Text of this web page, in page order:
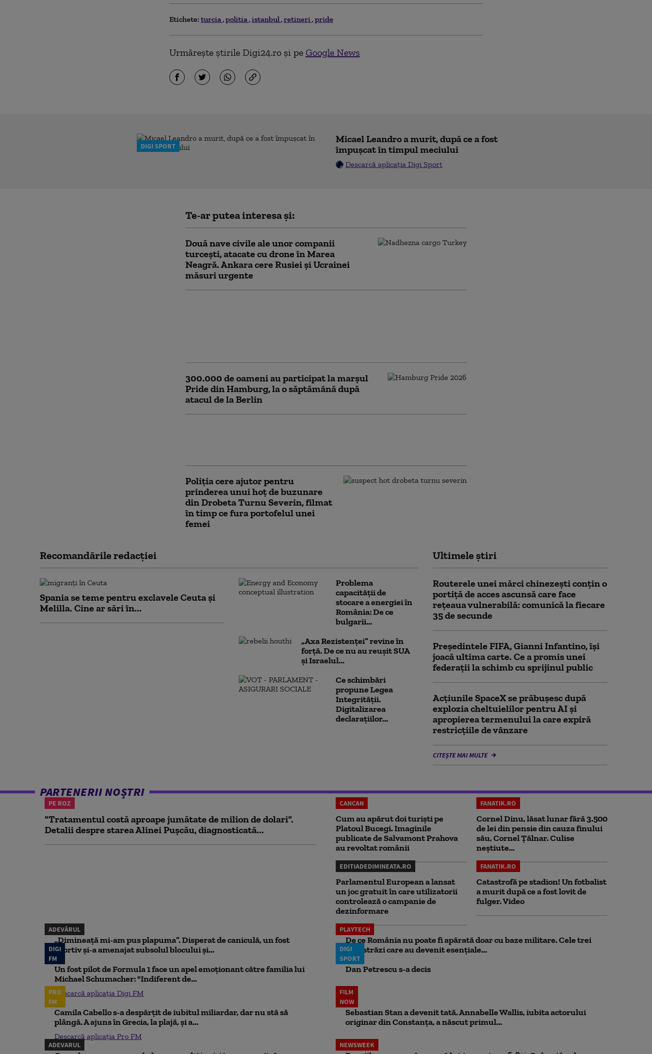
Etichete: turcia politia istanbul retineri pride
Urmărește știrile Digi24.ro și pe Google News
DIGI SPORT
Micael Leandro a murit, după ce a fost
împușcat în timpul meciului
Descarcă aplicația Digi Sport
Te-ar putea interesa și:
Două nave civile ale unor companii
turcești, atacate cu drone în Marea
Neagră. Ankara cere Rusiei și Ucrainei
măsuri urgente
300.000 de oameni au participat la marşul
Pride din Hamburg, la o săptămână după
atacul de la Berlin
Poliția cere ajutor pentru
prinderea unui hoț de buzunare
din Drobeta Turnu Severin, filmat
în timp ce fura portofelul unei
femei
Recomandările redacţiei
Spania se teme pentru exclavele Ceuta și
Melilla. Cine ar sări în...
Problema
capacității de
stocare a energiei în
România: De ce
bulgarii...
„Axa Rezistenței” revine în
forță. De ce nu au reușit SUA
și Israelul...
Ce schimbări
propune Legea
Integrității.
Digitalizarea
declarațiilor...
Ultimele știri
Routerele unei mărci chinezești conțin o
portiță de acces ascunsă care face
rețeaua vulnerabilă: comunică la fiecare
35 de secunde
Președintele FIFA, Gianni Infantino, îşi
joacă ultima carte. Ce a promis unei
federații la schimb cu sprijinul public
Acţiunile SpaceX se prăbuşesc după
explozia cheltuielilor pentru AI şi
apropierea termenului la care expiră
restricţiile de vânzare
CITEȘTE MAI MULTE
PARTENERII NOȘTRI
PE ROZ
"Tratamentul costă aproape jumătate de milion de dolari".
Detalii despre starea Alinei Pușcău, diagnosticată...
CANCAN
Cum au apărut doi turiști pe
Platoul Bucegi. Imaginile
publicate de Salvamont Prahova
au revoltat românii
FANATIK.RO
Cornel Dinu, lăsat lunar fără 3.500
de lei din pensie din cauza finului
său, Cornel Țălnar. Culise
neștiute...
EDITIADEDIMINEATA.RO
Parlamentul European a lansat
un joc gratuit în care utilizatorii
controlează o campanie de
dezinformare
FANATIK.RO
Catastrofă pe stadion! Un fotbalist
a murit după ce a fost lovit de
fulger. Video
ADEVĂRUL
„Dimineață mi-am pus plapuma”. Disperat de caniculă, un fost
sportiv și-a amenajat subsolul blocului și...
PLAYTECH
De ce România nu poate fi apărată doar cu baze militare. Cele trei
autostrăzi care au devenit esențiale...
DIGI
FM
Un fost pilot de Formula 1 face un apel emoționant către familia lui
Michael Schumacher: "Indiferent de...
Descarcă aplicația Digi FM
DIGI
SPORT
Dan Petrescu s-a decis
PRO
FM
Camila Cabello s-a despărțit de iubitul miliardar, dar nu stă să
plângă. A ajuns în Grecia, la plajă, și a...
Descarcă aplicația Pro FM
FILM
NOW
Sebastian Stan a devenit tată. Annabelle Wallis, iubita actorului
originar din Constanța, a născut primul...
ADEVARUL NEWSWEEK